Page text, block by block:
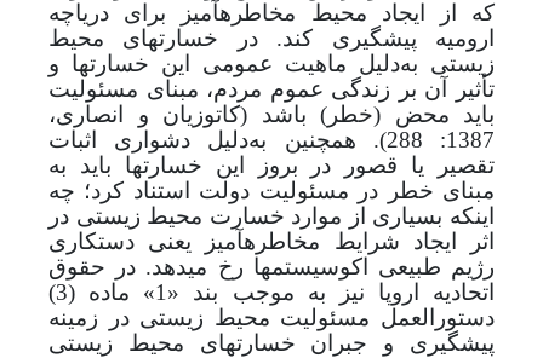
که از ایجاد محیط مخاطره­آمیز برای دریاچه
ارومیه پیشگیری کند.در خسارت­های محیط
زیستی به‌دلیل ماهیت عمومی این خسارت­ها و
تأثیر آن بر زندگی عموم مردم، مبنای مسئولیت
باید محض (خطر) باشد (کاتوزیان و انصاری،
1387: 288). همچنین به‌دلیل دشواری اثبات
تقصیر یا قصور در بروز این خسارت­ها باید به
مبنای خطر در مسئولیت دولت استناد کرد؛ چه
اینکه بسیاری از موارد خسارت محیط زیستی در
اثر ایجاد شرایط مخاطره­آمیز یعنی دستکاری
رژیم طبیعی اکوسیستم­ها رخ می­دهد. در حقوق
اتحادیه اروپا نیز به موجب بند «1» ماده (3)
دستورالعمل مسئولیت محیط زیستی در زمینه
پیشگیری و جبران خسارت­های محیط زیستی